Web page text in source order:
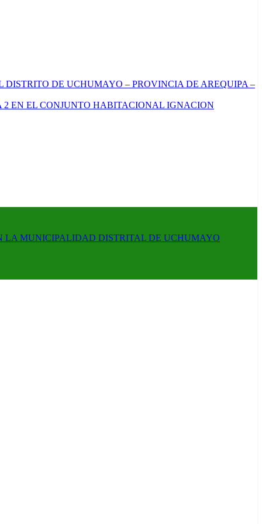
DISTRITO DE UCHUMAYO – PROVINCIA DE AREQUIPA –
EN EL CONJUNTO HABITACIONAL IGNACION
LA MUNICIPALIDAD DISTRITAL DE UCHUMAYO